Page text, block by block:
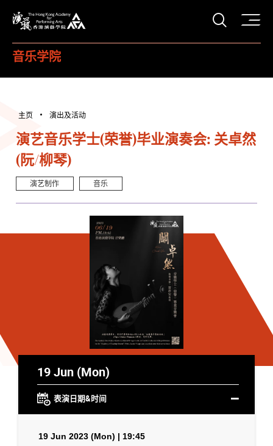
打开
音乐学院
主页 演出及活动
演艺音乐学士(荣誉)毕业演奏会: 关卓然
(阮/柳琴)
演艺制作 音乐
19 Jun (Mon)
表演日期&时间
19 Jun 2023 (Mon) | 19:45